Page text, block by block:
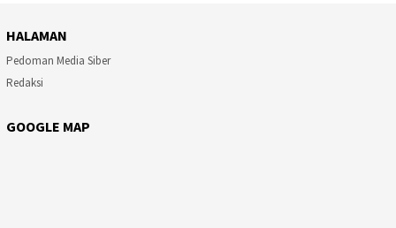
HALAMAN
Pedoman Media Siber
Redaksi
GOOGLE MAP